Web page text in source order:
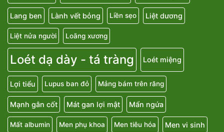
Lang ben Lành vết bỏng Liền sẹo Liệt dương
Liệt nửa người Loãng xương
Loét dạ dày - tá tràng Loét miệng
Lợi tiểu Lupus ban đỏ Mảng bám trên răng
Mạnh gân cốt Mát gan lợi mật Mẩn ngứa
Mất albumin Men phụ khoa Men tiêu hóa Men vi sinh